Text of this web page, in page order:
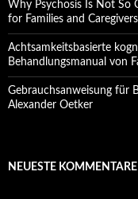
Why Psychosis Is Not So
for Families and
Achtsamkeitsbasierte
Behandlungsmanual von
Gebrauchsanweisung für
Alexander Oetker
NEUESTE KOMMENTARE